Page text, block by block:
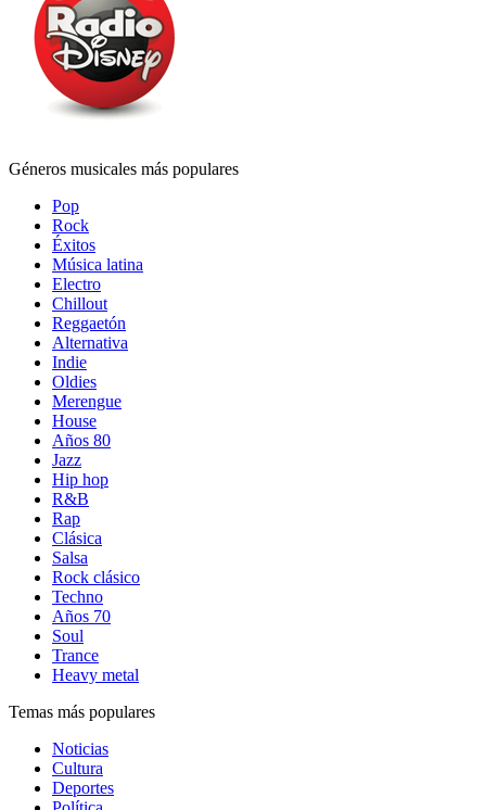
Géneros musicales más populares
Pop
Rock
Éxitos
Música latina
Electro
Chillout
Reggaetón
Alternativa
Indie
Oldies
Merengue
House
Años 80
Jazz
Hip hop
R&B
Rap
Clásica
Salsa
Rock clásico
Techno
Años 70
Soul
Trance
Heavy metal
Temas más populares
Noticias
Cultura
Deportes